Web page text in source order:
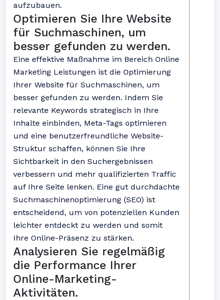
aufzubauen.
Optimieren Sie Ihre Website
für Suchmaschinen, um
besser gefunden zu werden.
Eine effektive Maßnahme im Bereich Online
Marketing Leistungen ist die Optimierung
Ihrer Website für Suchmaschinen, um
besser gefunden zu werden. Indem Sie
relevante Keywords strategisch in Ihre
Inhalte einbinden, Meta-Tags optimieren
und eine benutzerfreundliche Website-
Struktur schaffen, können Sie Ihre
Sichtbarkeit in den Suchergebnissen
verbessern und mehr qualifizierten Traffic
auf Ihre Seite lenken. Eine gut durchdachte
Suchmaschinenoptimierung (SEO) ist
entscheidend, um von potenziellen Kunden
leichter entdeckt zu werden und somit
Ihre Online-Präsenz zu stärken.
Analysieren Sie regelmäßig
die Performance Ihrer
Online-Marketing-
Aktivitäten.